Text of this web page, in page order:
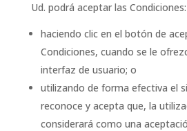
Ud. podrá aceptar las Condiciones:
haciendo clic en el botón de
Condiciones, cuando se le
interfaz de usuario; o
utilizando de forma efectiva el
reconoce y acepta que, la
considerará como una